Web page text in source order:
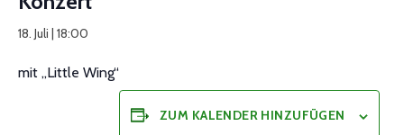
18. Juli | 18:00
mit „Little Wing“
ZUM KALENDER HINZUFÜGEN